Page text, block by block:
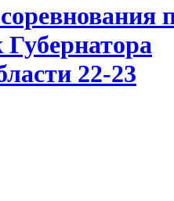
22-23